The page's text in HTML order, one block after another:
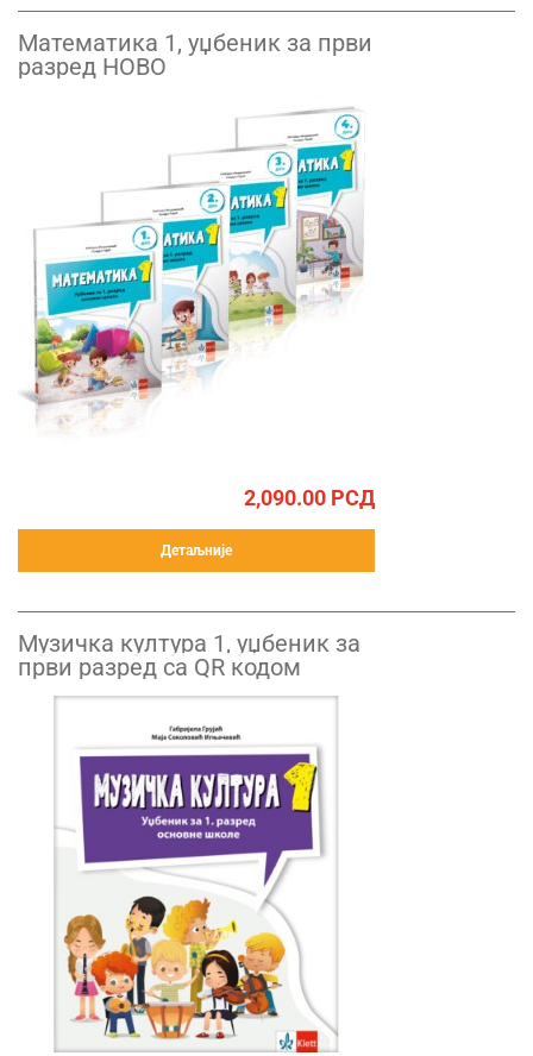
Математика 1, уџбеник за први
разред НОВО
2,090.00 РСД
Детаљније
Музичка култура 1, уџбеник за
први разред са QR кодом